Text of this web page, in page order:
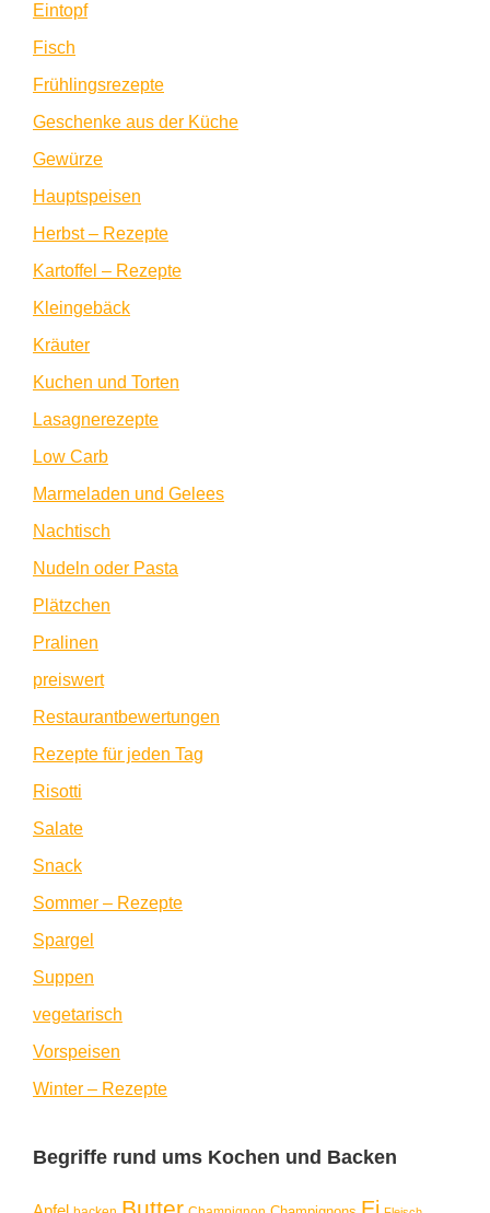
Eintopf
Fisch
Frühlingsrezepte
Geschenke aus der Küche
Gewürze
Hauptspeisen
Herbst – Rezepte
Kartoffel – Rezepte
Kleingebäck
Kräuter
Kuchen und Torten
Lasagnerezepte
Low Carb
Marmeladen und Gelees
Nachtisch
Nudeln oder Pasta
Plätzchen
Pralinen
preiswert
Restaurantbewertungen
Rezepte für jeden Tag
Risotti
Salate
Snack
Sommer – Rezepte
Spargel
Suppen
vegetarisch
Vorspeisen
Winter – Rezepte
Begriffe rund ums Kochen und Backen